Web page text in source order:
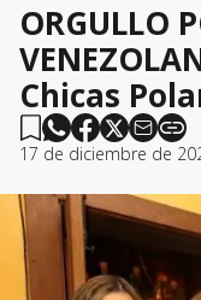
ORGULLO
Chicas
17 de diciembre de